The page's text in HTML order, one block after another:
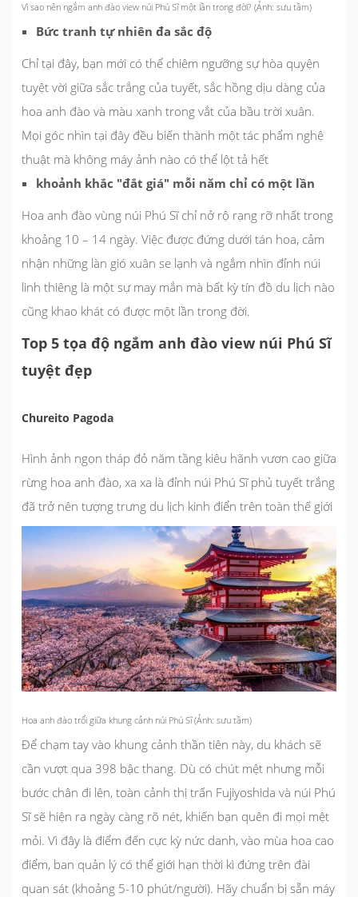
Vì sao nên ngắm anh đào view núi Phú Sĩ một lần trong đời? (Ảnh: sưu tầm)
Bức tranh tự nhiên đa sắc độ
Chỉ tại đây, bạn mới có thể chiêm ngưỡng sự hòa quyện
tuyệt vời giữa sắc trắng của tuyết, sắc hồng dịu dàng của
hoa anh đào và màu xanh trong vắt của bầu trời xuân.
Mọi góc nhìn tại đây đều biến thành một tác phẩm nghệ
thuật mà không máy ảnh nào có thể lột tả hết
khoảnh khắc "đắt giá" mỗi năm chỉ có một lần
Hoa anh đào vùng núi Phú Sĩ chỉ nở rộ rạng rỡ nhất trong
khoảng 10 – 14 ngày. Việc được đứng dưới tán hoa, cảm
nhận những làn gió xuân se lạnh và ngắm nhìn đỉnh núi
linh thiêng là một sự may mắn mà bất kỳ tín đồ du lịch nào
cũng khao khát có được một lần trong đời.
Top 5 tọa độ ngắm anh đào view núi Phú Sĩ
tuyệt đẹp
Chureito Pagoda
Hình ảnh ngọn tháp đỏ năm tầng kiêu hãnh vươn cao giữa
rừng hoa anh đào, xa xa là đỉnh núi Phú Sĩ phủ tuyết trắng
đã trở nên tượng trưng du lịch kinh điển trên toàn thế giới
Hoa anh đào trổi giữa khung cảnh núi Phú Sĩ (Ảnh: sưu tầm)
Để chạm tay vào khung cảnh thần tiên này, du khách sẽ
cần vượt qua 398 bậc thang. Dù có chút mệt nhưng mỗi
bước chân đi lên, toàn cảnh thị trấn Fujiyoshida và núi Phú
Sĩ sẽ hiện ra ngày càng rõ nét, khiến bạn quên đi mọi mệt
mỏi. Vì đây là điểm đến cực kỳ nức danh, vào mùa hoa cao
điểm, ban quản lý có thể giới hạn thời kì đứng trên đài
quan sát (khoảng 5-10 phút/người). Hãy chuẩn bị sẵn máy